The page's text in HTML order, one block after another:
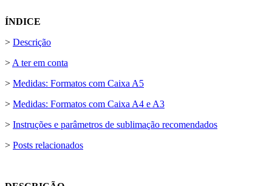
ÍNDICE
> Descrição
>A ter em conta
> Medidas: Formatos com Caixa A5
> Medidas: Formatos com Caixa A4 e A3
> Instruções e parâmetros de sublimação recomendados
> Posts relacionados